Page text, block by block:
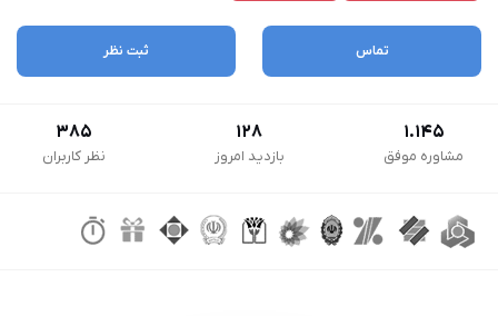
تماس ثبت نظر
1.145
مشاوره موفق
128
بازدید امروز
385
نظر کاربران